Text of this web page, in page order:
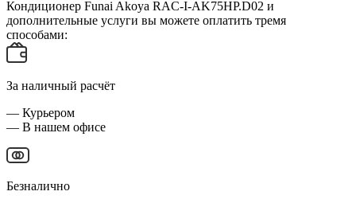
Кондиционер Funai Akoya RAC-I-AK75HP.D02 и
дополнительные услуги вы можете оплатить тремя
способами:
За наличный расчёт
— Курьером
— В нашем офисе
Безналично